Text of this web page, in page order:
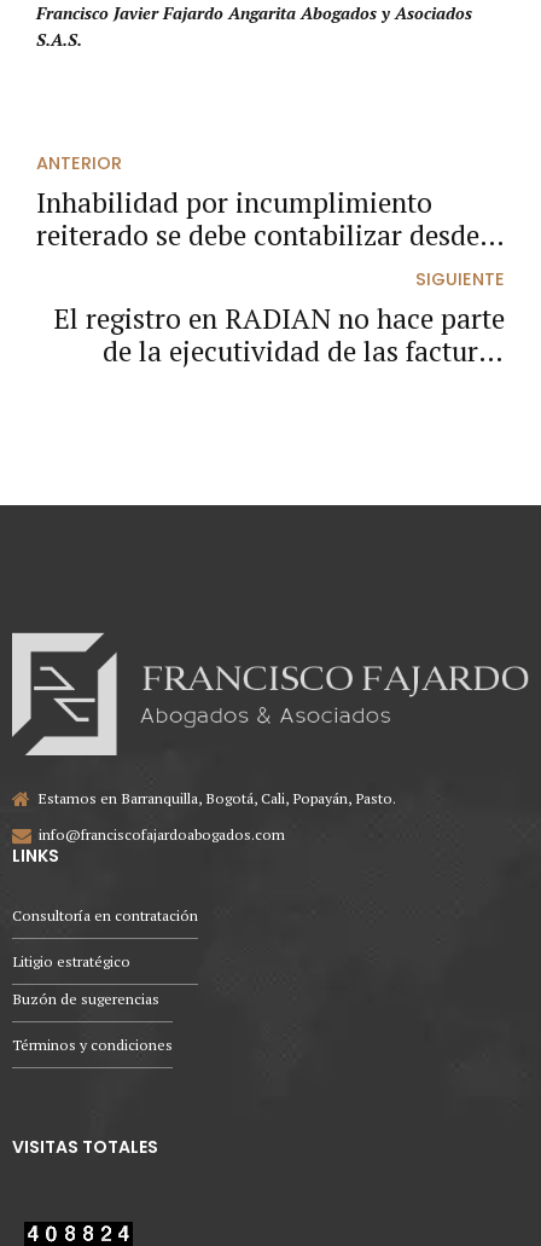
Francisco Javier Fajardo Angarita Abogados y Asociados
S.A.S.
ANTERIOR
Inhabilidad por incumplimiento
reiterado se debe contabilizar desde
el registro de la última sanción en el
RUP.
SIGUIENTE
El registro en RADIAN no hace parte
de la ejecutividad de las facturas
Estamos en Barranquilla, Bogotá, Cali, Popayán, Pasto.
info@franciscofajardoabogados.com
LINKS
Consultoría en contratación
Litigio estratégico
Buzón de sugerencias
Términos y condiciones
VISITAS TOTALES